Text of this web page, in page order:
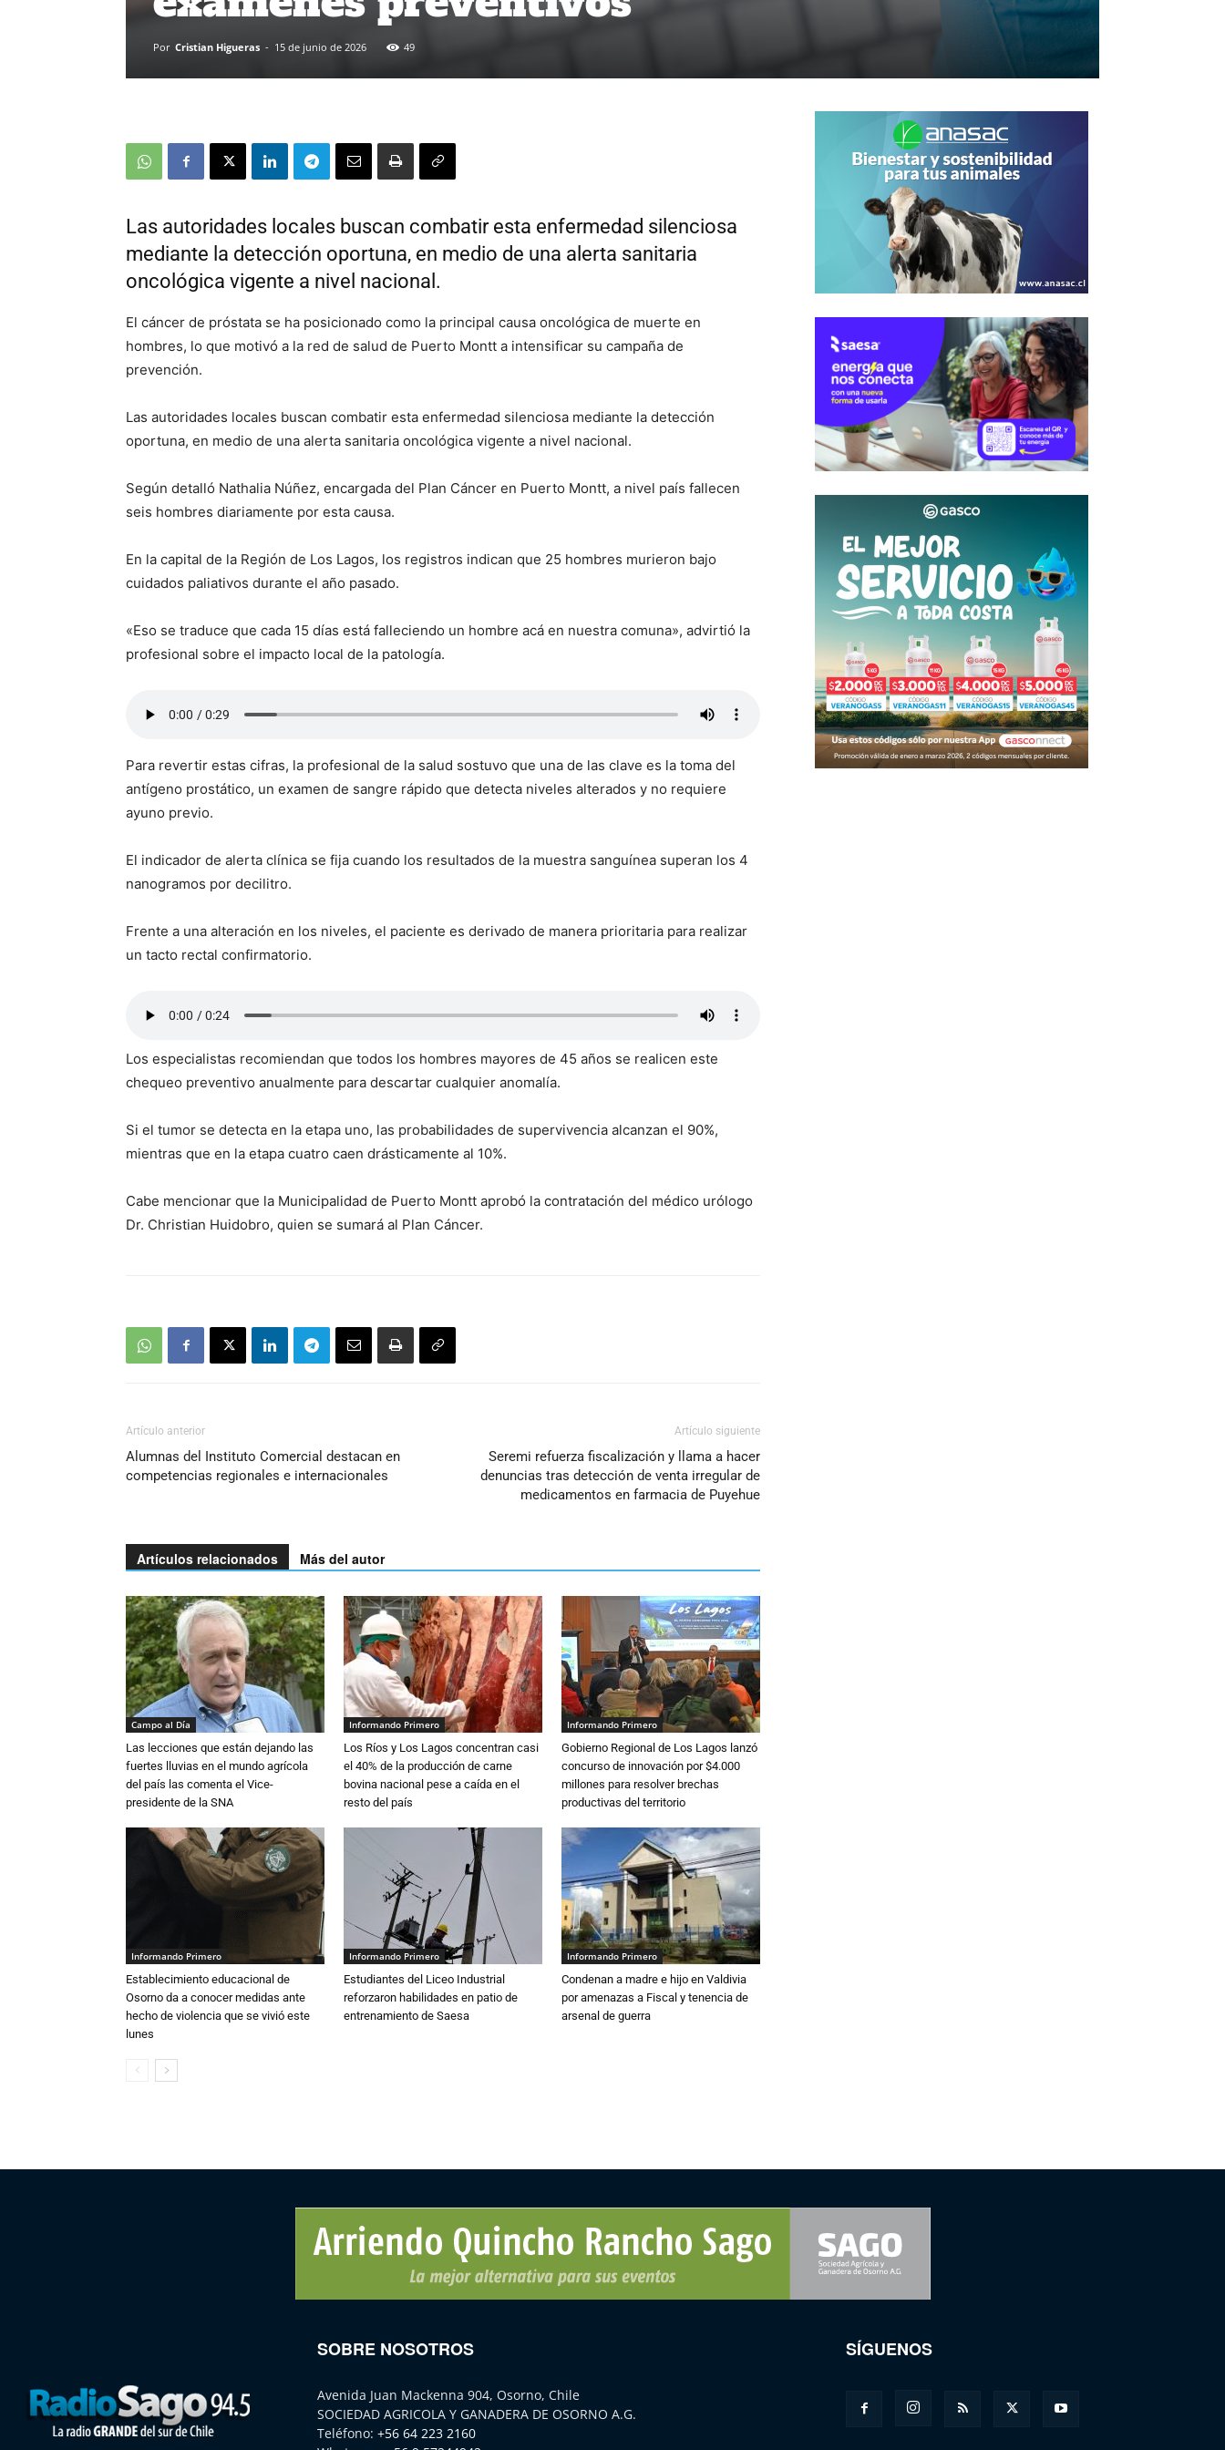
Por Cristian Higueras - 15 de junio de 2026 49
Las autoridades locales buscan combatir esta enfermedad silenciosa
mediante la detección oportuna, en medio de una alerta sanitaria
oncológica vigente a nivel nacional.
El cáncer de próstata se ha posicionado como la principal causa oncológica de muerte en
hombres, lo que motivó a la red de salud de Puerto Montt a intensificar su campaña de
prevención.
Las autoridades locales buscan combatir esta enfermedad silenciosa mediante la detección
oportuna, en medio de una alerta sanitaria oncológica vigente a nivel nacional.
Según detalló Nathalia Núñez, encargada del Plan Cáncer en Puerto Montt, a nivel país fallecen
seis hombres diariamente por esta causa.
En la capital de la Región de Los Lagos, los registros indican que 25 hombres murieron bajo
cuidados paliativos durante el año pasado.
«Eso se traduce que cada 15 días está falleciendo un hombre acá en nuestra comuna», advirtió la
profesional sobre el impacto local de la patología.
Para revertir estas cifras, la profesional de la salud sostuvo que una de las clave es la toma del
antígeno prostático, un examen de sangre rápido que detecta niveles alterados y no requiere
ayuno previo.
El indicador de alerta clínica se fija cuando los resultados de la muestra sanguínea superan los 4
nanogramos por decilitro.
Frente a una alteración en los niveles, el paciente es derivado de manera prioritaria para realizar
un tacto rectal confirmatorio.
Los especialistas recomiendan que todos los hombres mayores de 45 años se realicen este
chequeo preventivo anualmente para descartar cualquier anomalía.
Si el tumor se detecta en la etapa uno, las probabilidades de supervivencia alcanzan el 90%,
mientras que en la etapa cuatro caen drásticamente al 10%.
Cabe mencionar que la Municipalidad de Puerto Montt aprobó la contratación del médico urólogo
Dr. Christian Huidobro, quien se sumará al Plan Cáncer.
Artículo anterior
Alumnas del Instituto Comercial destacan en
competencias regionales e internacionales
Artículo siguiente
Seremi refuerza fiscalización y llama a hacer
denuncias tras detección de venta irregular de
medicamentos en farmacia de Puyehue
Artículos relacionados Más del autor
Campo al Día
Las lecciones que están dejando las
fuertes lluvias en el mundo agrícola
del país las comenta el Vice-
presidente de la SNA
Informando Primero
Los Ríos y Los Lagos concentran casi
el 40% de la producción de carne
bovina nacional pese a caída en el
resto del país
Informando Primero
Gobierno Regional de Los Lagos lanzó
concurso de innovación por $4.000
millones para resolver brechas
productivas del territorio
Informando Primero
Establecimiento educacional de
Osorno da a conocer medidas ante
hecho de violencia que se vivió este
lunes
Informando Primero
Estudiantes del Liceo Industrial
reforzaron habilidades en patio de
entrenamiento de Saesa
Informando Primero
Condenan a madre e hijo en Valdivia
por amenazas a Fiscal y tenencia de
arsenal de guerra
SOBRE NOSOTROS
Avenida Juan Mackenna 904, Osorno, Chile
SOCIEDAD AGRICOLA Y GANADERA DE OSORNO A.G.
Teléfono: +56 64 223 2160
SÍGUENOS